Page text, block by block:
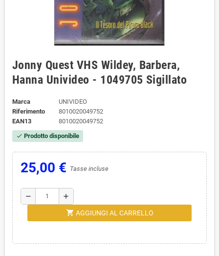
Jonny Quest VHS Wildey, Barbera,
Hanna Univideo - 1049705 Sigillato
Marca
UNIVIDEO
Riferimento
8010020049752
EAN13
8010020049752
check Prodotto disponibile
25,00 € Tasse incluse
remove add
shopping_cart AGGIUNGI AL CARRELLO